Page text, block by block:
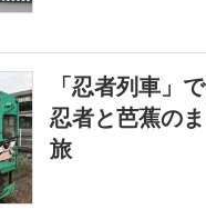
「忍者列車」
忍者と芭蕉の
旅